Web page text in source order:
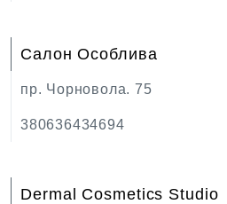
Салон Особлива
пр. Чорновола. 75
380636434694
Dermal Cosmetics Studio